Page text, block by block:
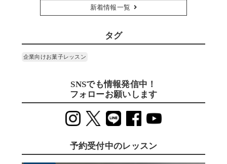
新着情報一覧
タグ
企業向けお菓子レッスン
SNSでも情報発信中！
フォローお願いします
予約受付中のレッスン